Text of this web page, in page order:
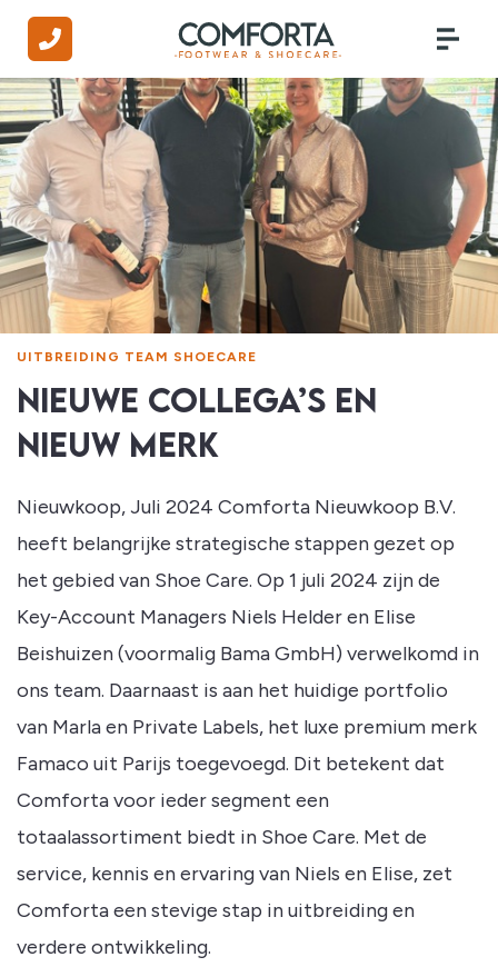
UITBREIDING TEAM SHOECARE
NIEUWE COLLEGA’S EN
NIEUW MERK
Nieuwkoop, Juli 2024 Comforta Nieuwkoop B.V.
heeft belangrijke strategische stappen gezet op
het gebied van Shoe Care. Op 1 juli 2024 zijn de
Key-Account Managers Niels Helder en Elise
Beishuizen (voormalig Bama GmbH) verwelkomd in
ons team. Daarnaast is aan het huidige portfolio
van Marla en Private Labels, het luxe premium merk
Famaco uit Parijs toegevoegd. Dit betekent dat
Comforta voor ieder segment een
totaalassortiment biedt in Shoe Care. Met de
service, kennis en ervaring van Niels en Elise, zet
Comforta een stevige stap in uitbreiding en
verdere ontwikkeling.